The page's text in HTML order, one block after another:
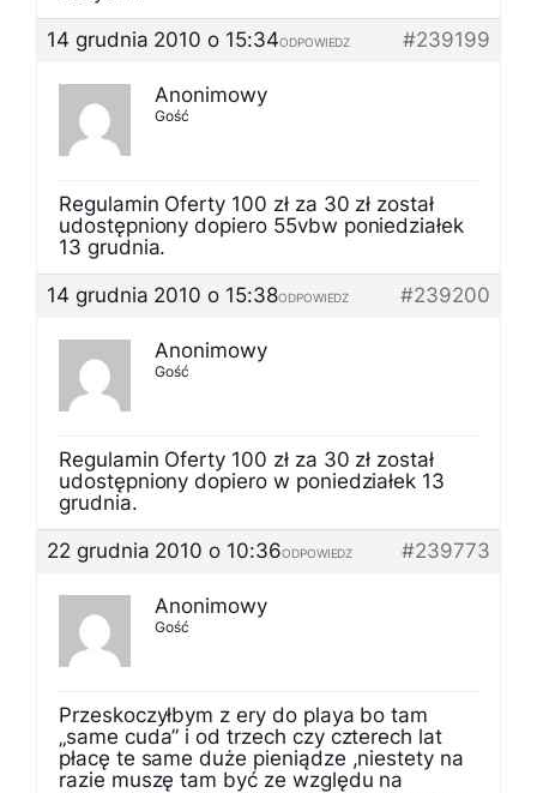
14 grudnia 2010 o 15:34
#239199
ODPOWIEDZ
Anonimowy
Gość
Regulamin Oferty 100 zł za 30 zł został
udostępniony dopiero 55vbw poniedziałek
13 grudnia.
14 grudnia 2010 o 15:38
#239200
ODPOWIEDZ
Anonimowy
Gość
Regulamin Oferty 100 zł za 30 zł został
udostępniony dopiero w poniedziałek 13
grudnia.
22 grudnia 2010 o 10:36
#239773
ODPOWIEDZ
Anonimowy
Gość
Przeskoczyłbym z ery do playa bo tam
„same cuda” i od trzech czy czterech lat
płacę te same duże pieniądze ,niestety na
razie muszę tam być ze względu na